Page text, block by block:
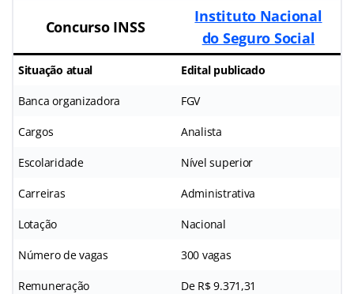
Concurso INSS
Instituto Nacional
do Seguro Social
Situação atual Edital publicado
Banca organizadora FGV
Cargos Analista
Escolaridade Nível superior
Carreiras Administrativa
Lotação Nacional
Número de vagas 300 vagas
Remuneração De R$ 9.371,31